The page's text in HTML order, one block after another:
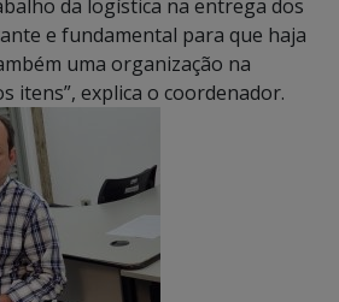
da logística na entrega dos
e fundamental para que haja
uma organização na
itens”, explica o coordenador.